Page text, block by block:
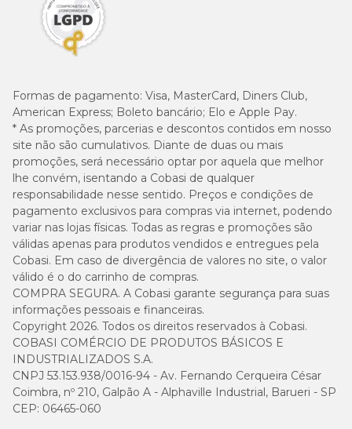
Formas de pagamento: Visa, MasterCard, Diners Club,
American Express; Boleto bancário; Elo e Apple Pay.
* As promoções, parcerias e descontos contidos em nosso
site não são cumulativos. Diante de duas ou mais
promoções, será necessário optar por aquela que melhor
lhe convém, isentando a Cobasi de qualquer
responsabilidade nesse sentido. Preços e condições de
pagamento exclusivos para compras via internet, podendo
variar nas lojas físicas. Todas as regras e promoções são
válidas apenas para produtos vendidos e entregues pela
Cobasi. Em caso de divergência de valores no site, o valor
válido é o do carrinho de compras.
COMPRA SEGURA. A Cobasi garante segurança para suas
informações pessoais e financeiras.
Copyright 2026. Todos os direitos reservados à Cobasi.
COBASI COMÉRCIO DE PRODUTOS BÁSICOS E
INDUSTRIALIZADOS S.A.
CNPJ 53.153.938/0016-94 - Av. Fernando Cerqueira César
Coimbra, nº 210, Galpão A - Alphaville Industrial, Barueri - SP
CEP: 06465-060